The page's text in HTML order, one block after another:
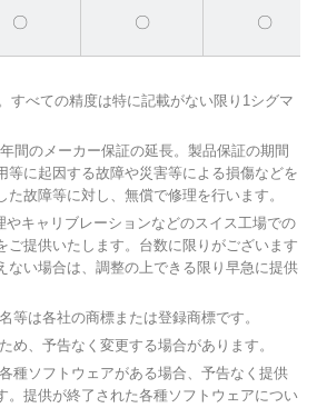
〇 〇 〇
すべての精度は特に記載がない限り1シグマ
間のメーカー保証の延⻑。製品保証の期間
等に起因する故障や災害等による損傷などを
故障等に対し、無償で修理を⾏います。
キャリブレーションなどのスイス⼯場での
ご提供いたします。台数に限りがございます
ない場合は、調整の上できる限り早急に提供
等は各社の商標または登録商標です。
め、予告なく変更する場合があります。
種ソフトウェアがある場合、予告なく提供
。提供が終了された各種ソフトウェアについ